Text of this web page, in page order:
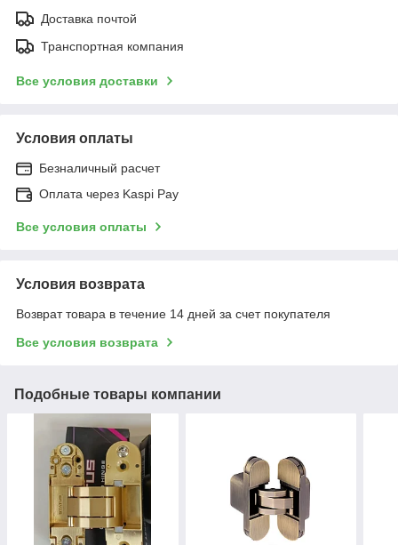
Доставка почтой
Транспортная компания
Все условия доставки
Условия оплаты
Безналичный расчет
Оплата через Kaspi Pay
Все условия оплаты
Условия возврата
Возврат товара в течение 14 дней за счет покупателя
Все условия возврата
Подобные товары компании